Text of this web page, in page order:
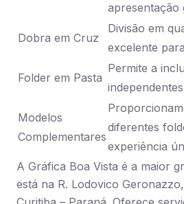
apresentação
Dobra em Cruz
Divisão em
excelente
Folder em Pasta
Permite a
Modelos
Complementares
diferentes
experiência
A Gráfica Boa Vista é a maior
está na R. Lodovico